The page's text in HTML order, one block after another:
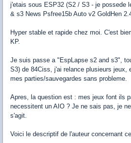
j'etais sous ESP32 (S2 / S3 - je possede
& s3 News Psfree15b Auto v2 GoldHen
Hyper stable et rapide chez moi. C'est
KP.
Je suis passe a "EspLapse s2 and s3",
S3) de 84Ciss, j'ai relance plusieurs jeux,
mes parties/sauvegardes sans probleme.
Apres, la question est : mes jeux font ils
necessitent un AIO ? Je ne sais pas, je
s'agit.
Voici le descriptif de l'auteur concernant